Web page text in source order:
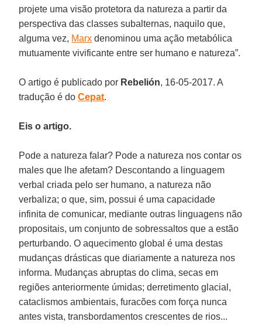
projete uma visão protetora da natureza a partir da
perspectiva das classes subalternas, naquilo que,
alguma vez, Marx denominou uma ação metabólica
mutuamente vivificante entre ser humano e natureza”.
O artigo é publicado por Rebelión, 16-05-2017. A
tradução é doCepat.
Eis o artigo.
Pode a natureza falar? Pode a natureza nos contar os
males que lhe afetam? Descontando a linguagem
verbal criada pelo ser humano, a natureza não
verbaliza; o que, sim, possui é uma capacidade
infinita de comunicar, mediante outras linguagens não
propositais, um conjunto de sobressaltos que a estão
perturbando. O aquecimento global é uma destas
mudanças drásticas que diariamente a natureza nos
informa. Mudanças abruptas do clima, secas em
regiões anteriormente úmidas; derretimento glacial,
cataclismos ambientais, furacões com força nunca
antes vista, transbordamentos crescentes de rios...